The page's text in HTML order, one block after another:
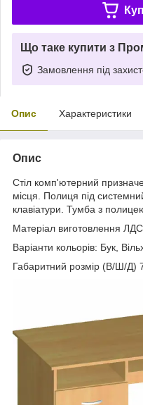
Що таке купити з
Замовлення під
Опис Характеристики
Опис
Стіл комп'ютерний
місця. Полиця під
клавіатури. Тумба з
Матеріал виготовлення
Варіанти кольорів: Бук,
Габаритний розмір (В/Ш/